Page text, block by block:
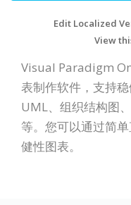
Edit Localized
View
Visual Paradigm
表制作软件，支持
UML、组织结构图
等。您可以通过简
健性图表。